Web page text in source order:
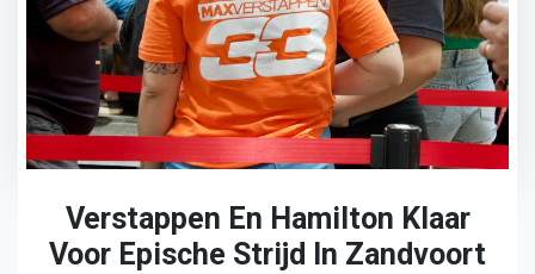
Verstappen En Hamilton Klaar
Voor Epische Strijd In Zandvoort